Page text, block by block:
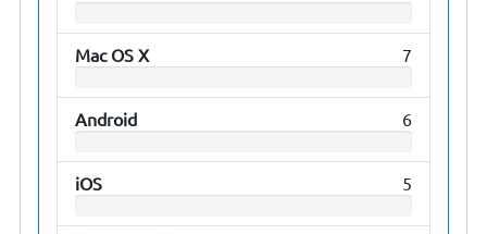
Mac OS X 7
Android 6
iOS 5